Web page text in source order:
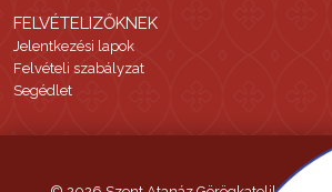
FELVÉTELIZŐKNEK
Jelentkezési lapok
Felvételi szabályzat
Segédlet